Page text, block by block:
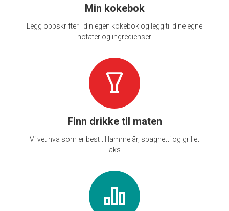
Min kokebok
Legg oppskrifter i din egen kokebok og legg til dine egne
notater og ingredienser.
Finn drikke til maten
Vi vet hva som er best til lammelår, spaghetti og grillet
laks.